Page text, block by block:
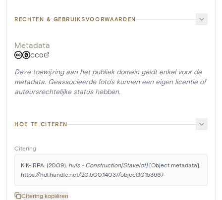
RECHTEN & GEBRUIKSVOORWAARDEN
Metadata
CC0
Deze toewijzing aan het publiek domein geldt enkel voor de
metadata. Geassocieerde foto's kunnen een eigen licentie of
auteursrechtelijke status hebben.
HOE TE CITEREN
Citering
KIK-IRPA. (2009). huis - Construction[Stavelot] [Object metadata].
https://hdl.handle.net/20.500.14037/object.10153667
Citering kopiëren